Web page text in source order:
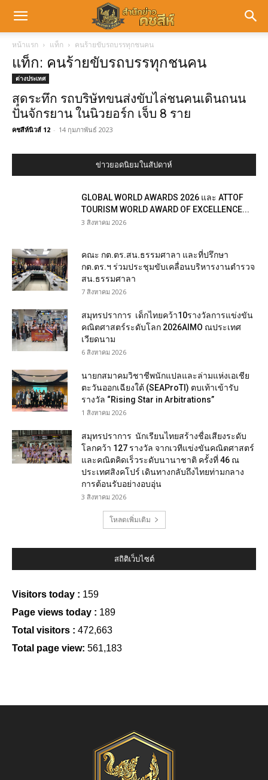
หน้าแรก แท็ก คนร้ายขับรถบรรทุกชนคน
แท็ก: คนร้ายขับรถบรรทุกชนคน
ต่างประเทศ
สุดระทึก รถบริษัทขนส่งขับไล่ชนคนเดินถนน
ปั่นจักรยาน ในนิวยอร์ก เจ็บ 8 ราย
คชสีห์นิวส์ 12 - 14 กุมภาพันธ์ 2023
ข่าวยอดนิยมในสัปดาห์
GLOBAL WORLD AWARDS 2026 และ ATTOF
TOURISM WORLD AWARD OF EXCELLENCE...
3 สิงหาคม 2026
คณะ กต.ตร.สน.ธรรมศาลา และที่ปรึกษา
กต.ตร.ฯ ร่วมประชุมขับเคลื่อนบริหารงานตำรวจ
สน.ธรรมศาลา
7 สิงหาคม 2026
สมุทรปราการ เด็กไทยคว้า10รางวัลการแข่งขัน
คณิตศาสตร์ระดับโลก 2026AIMO ณประเทศ
เวียดนาม
6 สิงหาคม 2026
นายกสมาคมวิชาชีพนักแปลและล่ามแห่งเอเชีย
ตะวันออกเฉียงใต้ (SEAProTI) ตบเท้าเข้ารับ
รางวัล “Rising Star in Arbitrations”
1 สิงหาคม 2026
สมุทรปราการ นักเรียนไทยสร้างชื่อเสียงระดับ
โลกคว้า 127 รางวัล จากเวทีแข่งขันคณิตศาสตร์
และคณิตคิดเร็วระดับนานาชาติ ครั้งที่ 46 ณ
ประเทศสิงคโปร์ เดินทางกลับถึงไทยท่ามกลาง
การต้อนรับอย่างอบอุ่น
3 สิงหาคม 2026
โหลดเพิ่มเติม
สถิติเว็บไซต์
Visitors today : 159
Page views today : 189
Total visitors : 472,663
Total page view: 561,183